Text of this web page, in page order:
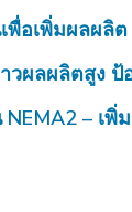
พื่อเพิ่มผลผลิต
วผลผลิตสูง ป้
– เ